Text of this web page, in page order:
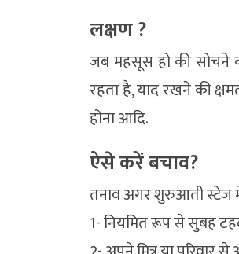
लक्षण ?
जब महसूस हो की सोचने
रहता है, याद रखने की
होना आदि.
ऐसे करें बचाव?
तनाव अगर शुरुआती स्टेज
1- नियमित रूप से सुबह